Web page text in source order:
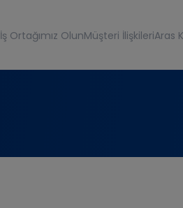
İş Ortağımız OlunMüşteri İlişkileriAras